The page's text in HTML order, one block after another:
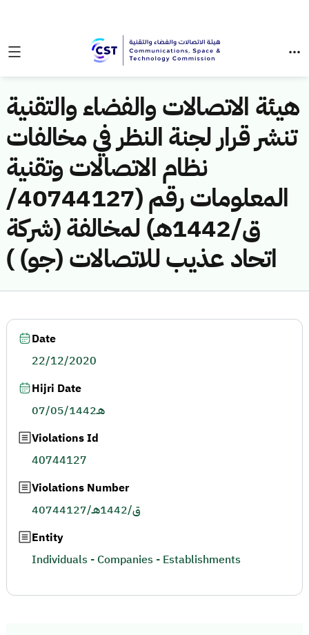
هيئة الاتصالات والفضاء والتقنية
تنشر قرار لجنة النظر في مخالفات
نظام الاتصالات وتقنية
المعلومات رقم (40744127/
ق/1442هـ) لمخالفة (شركة
اتحاد عذيب للاتصالات (جو) )
Date
22/12/2020
Hijri Date
07/05/1442هـ
Violations Id
40744127
Violations Number
40744127/ق/1442هـ
Entity
Individuals - Companies - Establishments